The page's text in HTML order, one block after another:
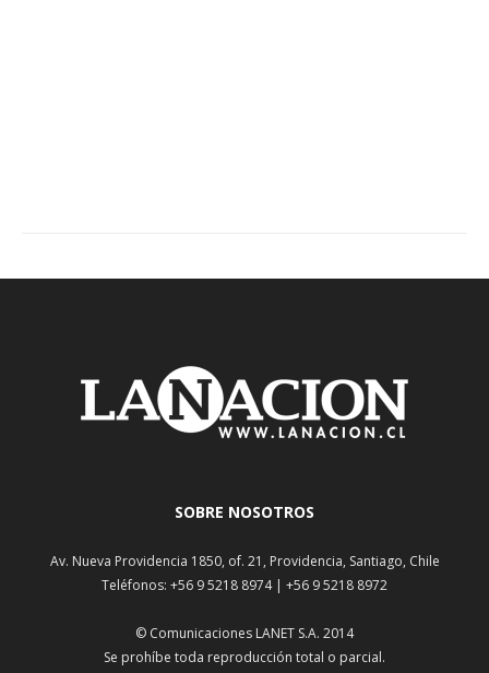
SOBRE NOSOTROS
Av. Nueva Providencia 1850, of. 21, Providencia, Santiago, Chile
Teléfonos: +56 9 5218 8974 | +56 9 5218 8972
© Comunicaciones LANET S.A. 2014
Se prohíbe toda reproducción total o parcial.